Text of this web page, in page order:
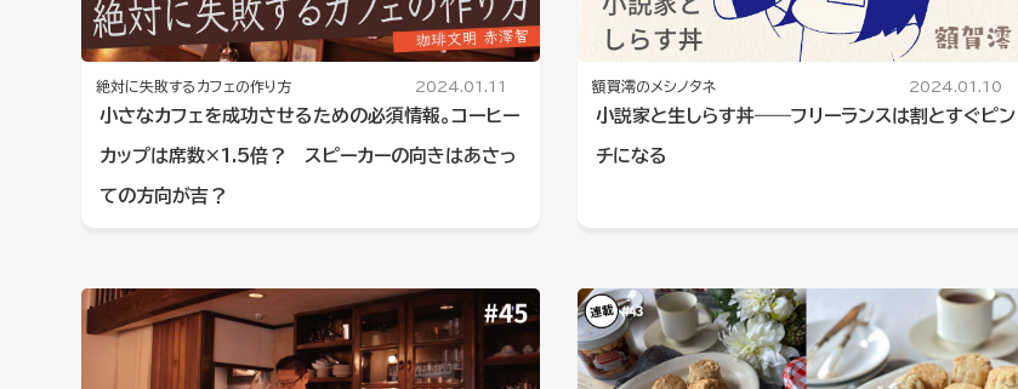
絶対に失敗するカフェの作り方 2024.01.11
小さなカフェを成功させるための必須情報。コーヒー
カップは席数×1.5倍？ スピーカーの向きはあさっ
ての方向が吉？
額賀澪のメシノタネ 2024.01.10
小説家と生しらす丼――フリーランスは割とすぐピン
チになる